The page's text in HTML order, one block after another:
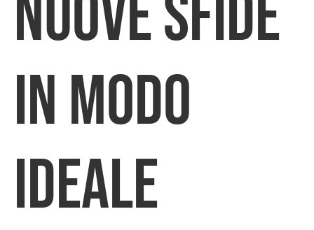
nuove sfide
in modo
ideale